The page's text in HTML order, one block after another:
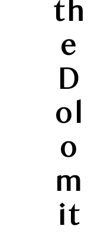
th
e
D
ol
o
m
it